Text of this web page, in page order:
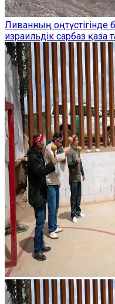
Ливанның оңтүстігінде
израильдік сарбаз қаза